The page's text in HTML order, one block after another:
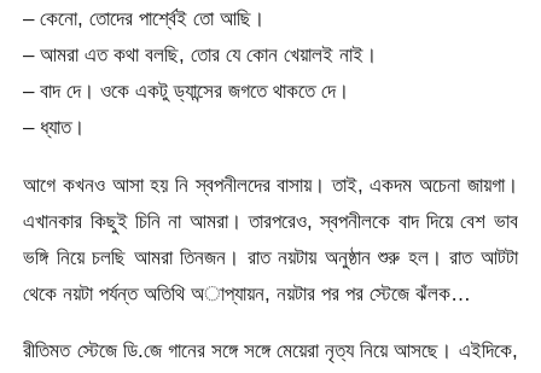
– কেনো, তোদের পার্শ্বেই তো আছি।
– আমরা এত কথা বলছি, তোর যে কোন খেয়ালই নাই।
– বাদ দে। ওকে একটু ড্যান্সের জগতে থাকতে দে।
– ধ্যাত।
আগে কখনও আসা হয় নি স্বপনীলদের বাসায়। তাই, একদম অচেনা জায়গা।
এখানকার কিছুই চিনি না আমরা। তারপরেও, স্বপনীলকে বাদ দিয়ে বেশ ভাব
ভঙ্গি নিয়ে চলছি আমরা তিনজন। রাত নয়টায় অনুষ্ঠান শুরু হল। রাত আটটা
থেকে নয়টা পর্যন্ত অতিথি অাপ্যায়ন, নয়টার পর পর স্টেজে ঝঁলক…
রীতিমত স্টেজে ডি.জে গানের সঙ্গে সঙ্গে মেয়েরা নৃত্য নিয়ে আসছে। এইদিকে,